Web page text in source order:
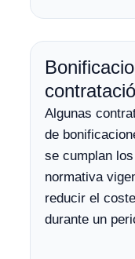
Algunas
de
se cumplan
normativa
reducir el
durante un